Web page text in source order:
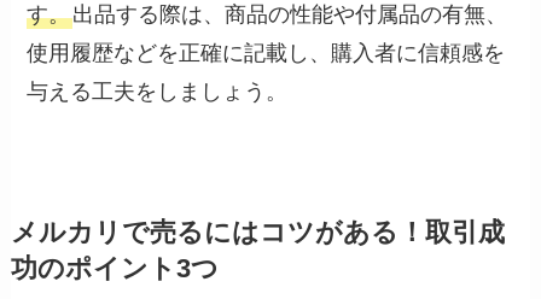
す。出品する際は、商品の性能や付属品の有無、
使用履歴などを正確に記載し、購入者に信頼感を
与える工夫をしましょう。
メルカリで売るにはコツがある！取引成
功のポイント3つ